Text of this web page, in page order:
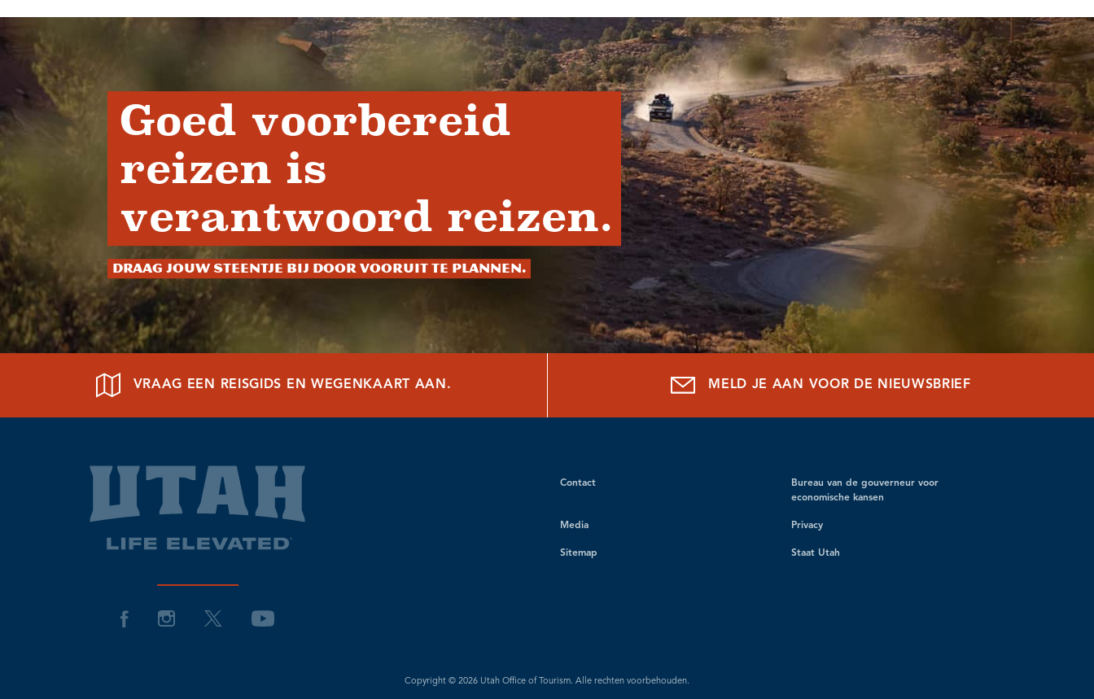
Goed voorbereid
reizen is
verantwoord reizen.
Draag jouw steentje bij door vooruit te plannen.
VRAAG EEN REISGIDS EN WEGENKAART AAN. MELD JE AAN VOOR DE NIEUWSBRIEF
Contact
Bureau van de gouverneur voor
economische kansen
Media Privacy
Sitemap Staat Utah
Copyright © 2026 Utah Office of Tourism. Alle rechten voorbehouden.